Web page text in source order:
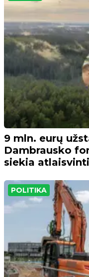
9 mln. eurų
Dambrausko
siekia
POLITIKA